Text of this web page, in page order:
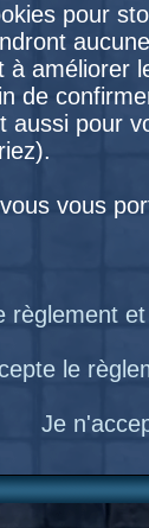
pour
à améliorer
de
aussi pour
vous
règlement
le
Je